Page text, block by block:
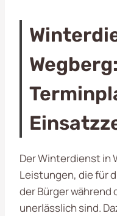
Wegberg:
Der Winterdienst in
Leistungen, die für
der Bürger während
unerlässlich sind.